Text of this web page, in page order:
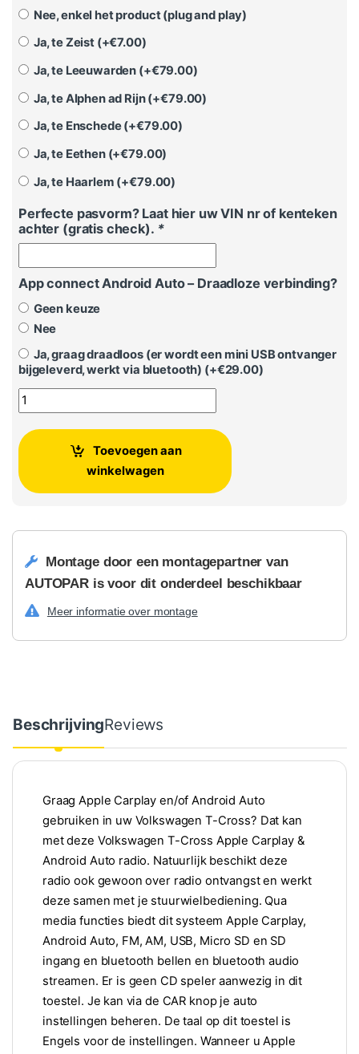
Nee, enkel het product (plug and play)
Ja, te Zeist (+€7.00)
Ja, te Leeuwarden (+€79.00)
Ja, te Alphen ad Rijn (+€79.00)
Ja, te Enschede (+€79.00)
Ja, te Eethen (+€79.00)
Ja, te Haarlem (+€79.00)
Perfecte pasvorm? Laat hier uw VIN nr of kenteken
achter (gratis check). *
App connect Android Auto – Draadloze verbinding?
Geen keuze
Nee
Ja, graag draadloos (er wordt een mini USB ontvanger
bijgeleverd, werkt via bluetooth) (+€29.00)
Volkswagen T-Cross Apple Carplay radio & Android Auto
Toevoegen aan
winkelwagen
Montage door een montagepartner van
AUTOPAR is voor dit onderdeel beschikbaar
Meer informatie over montage
BeschrijvingReviews
Graag Apple Carplay en/of Android Auto
gebruiken in uw Volkswagen T-Cross? Dat kan
met deze Volkswagen T-Cross Apple Carplay &
Android Auto radio. Natuurlijk beschikt deze
radio ook gewoon over radio ontvangst en werkt
deze samen met je stuurwielbediening. Qua
media functies biedt dit systeem Apple Carplay,
Android Auto, FM, AM, USB, Micro SD en SD
ingang en bluetooth bellen en bluetooth audio
streamen. Er is geen CD speler aanwezig in dit
toestel. Je kan via de CAR knop je auto
instellingen beheren. De taal op dit toestel is
Engels voor de instellingen. Wanneer u Apple